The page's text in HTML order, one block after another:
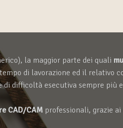
la maggior parte dei quali
di lavorazione ed il relativo
difficoltà esecutiva sempre più
CAD/CAM professionali, grazie